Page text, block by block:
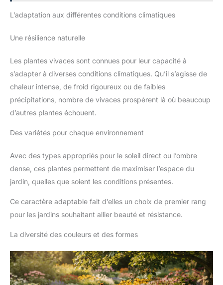
L’adaptation aux différentes conditions climatiques
Une résilience naturelle
Les plantes vivaces sont connues pour leur capacité à
s’adapter à diverses conditions climatiques. Qu’il s’agisse de
chaleur intense, de froid rigoureux ou de faibles
précipitations, nombre de vivaces prospèrent là où beaucoup
d’autres plantes échouent.
Des variétés pour chaque environnement
Avec des types appropriés pour le soleil direct ou l’ombre
dense, ces plantes permettent de maximiser l’espace du
jardin, quelles que soient les conditions présentes.
Ce caractère adaptable fait d’elles un choix de premier rang
pour les jardins souhaitant allier beauté et résistance.
La diversité des couleurs et des formes